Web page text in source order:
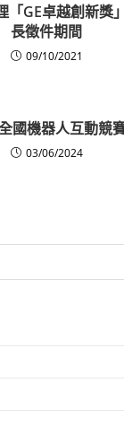
「GE卓越創新獎
長徵件期間
09/10/2021
國機器人互動競
03/06/2024